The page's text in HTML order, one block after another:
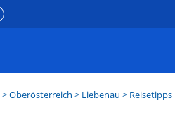
>Oberösterreich > Liebenau > Reisetipps